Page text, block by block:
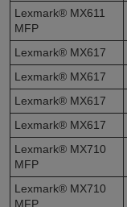
Lexmark® MX611
MFP
Lexmark® MX617
Lexmark® MX617
Lexmark® MX617
Lexmark® MX617
Lexmark® MX710
MFP
Lexmark® MX710
MFP